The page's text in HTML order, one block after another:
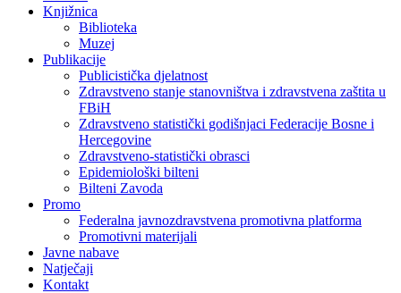
Knjižnica
Biblioteka
Muzej
Publikacije
Publicistička djelatnost
Zdravstveno stanje stanovništva i zdravstvena zaštita u
FBiH
Zdravstveno statistički godišnjaci Federacije Bosne i
Hercegovine
Zdravstveno-statistički obrasci
Epidemiološki bilteni
Bilteni Zavoda
Promo
Federalna javnozdravstvena promotivna platforma
Promotivni materijali
Javne nabave
Natječaji
Kontakt